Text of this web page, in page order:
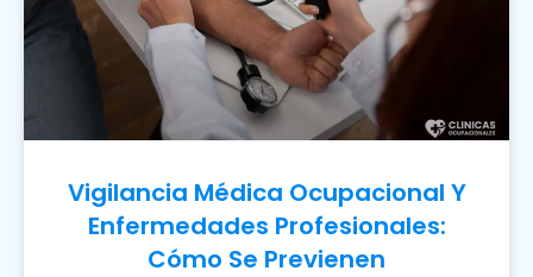
Vigilancia Médica Ocupacional Y
Enfermedades Profesionales:
Cómo Se Previenen